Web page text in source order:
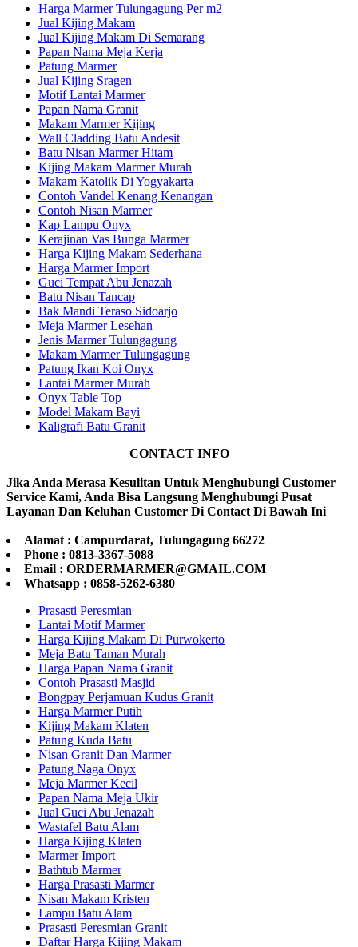
Harga Marmer Tulungagung Per m2
Jual Kijing Makam
Jual Kijing Makam Di Semarang
Papan Nama Meja Kerja
Patung Marmer
Jual Kijing Sragen
Motif Lantai Marmer
Papan Nama Granit
Makam Marmer Kijing
Wall Cladding Batu Andesit
Batu Nisan Marmer Hitam
Kijing Makam Marmer Murah
Makam Katolik Di Yogyakarta
Contoh Vandel Kenang Kenangan
Contoh Nisan Marmer
Kap Lampu Onyx
Kerajinan Vas Bunga Marmer
Harga Kijing Makam Sederhana
Harga Marmer Import
Guci Tempat Abu Jenazah
Batu Nisan Tancap
Bak Mandi Teraso Sidoarjo
Meja Marmer Lesehan
Jenis Marmer Tulungagung
Makam Marmer Tulungagung
Patung Ikan Koi Onyx
Lantai Marmer Murah
Onyx Table Top
Model Makam Bayi
Kaligrafi Batu Granit
CONTACT INFO
Jika Anda Merasa Kesulitan Untuk Menghubungi Customer
Service Kami, Anda Bisa Langsung Menghubungi Pusat
Layanan Dan Keluhan Customer Di Contact Di Bawah Ini
Alamat : Campurdarat, Tulungagung 66272
Phone : 0813-3367-5088
Email : ORDERMARMER@GMAIL.COM
Whatsapp : 0858-5262-6380
Prasasti Peresmian
Lantai Motif Marmer
Harga Kijing Makam Di Purwokerto
Meja Batu Taman Murah
Harga Papan Nama Granit
Contoh Prasasti Masjid
Bongpay Perjamuan Kudus Granit
Harga Marmer Putih
Kijing Makam Klaten
Patung Kuda Batu
Nisan Granit Dan Marmer
Patung Naga Onyx
Meja Marmer Kecil
Papan Nama Meja Ukir
Jual Guci Abu Jenazah
Wastafel Batu Alam
Harga Kijing Klaten
Marmer Import
Bathtub Marmer
Harga Prasasti Marmer
Nisan Makam Kristen
Lampu Batu Alam
Prasasti Peresmian Granit
Daftar Harga Kijing Makam